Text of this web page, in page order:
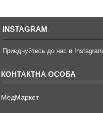
INSTAGRAM
Приєднуйтесь до нас в Instagram
МедМаркет